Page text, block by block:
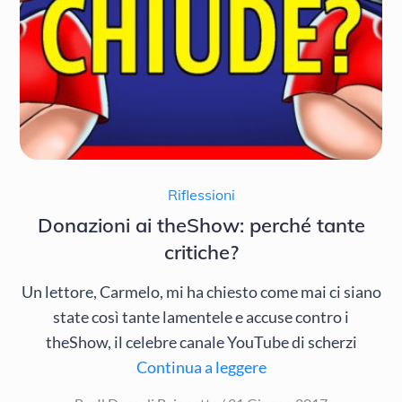
Riflessioni
Donazioni ai theShow: perché tante
critiche?
Un lettore, Carmelo, mi ha chiesto come mai ci siano
state così tante lamentele e accuse contro i
theShow, il celebre canale YouTube di scherzi
Continua a leggere